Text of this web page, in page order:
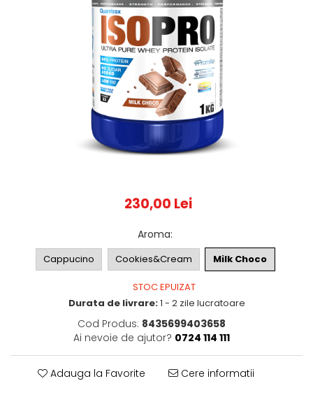
230,00 Lei
Aroma:
Cappucino Cookies&Cream Milk Choco
STOC EPUIZAT
Durata de livrare:1 - 2 zile lucratoare
Cod Produs: 8435699403658
Ai nevoie de ajutor? 0724 114 111
Adauga la Favorite Cere informatii